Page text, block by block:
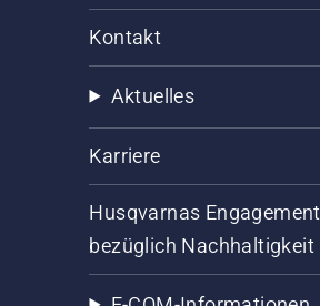
Kontakt
Aktuelles
Karriere
Husqvarnas Engagement
bezüglich Nachhaltigkeit